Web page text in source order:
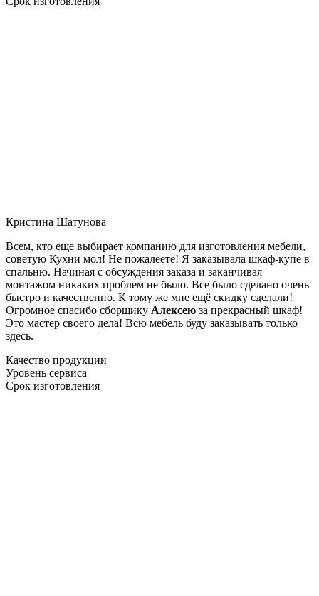
Кристина Шатунова
Всем, кто еще выбирает компанию для изготовления мебели,
советую Кухни мол! Не пожалеете! Я заказывала шкаф-купе в
спальню. Начиная с обсуждения заказа и заканчивая
монтажом никаких проблем не было. Все было сделано очень
быстро и качественно. К тому же мне ещё скидку сделали!
Огромное спасибо сборщику Алексею за прекрасный шкаф!
Это мастер своего дела! Всю мебель буду заказывать только
здесь.
Качество продукции
Уровень сервиса
Срок изготовления